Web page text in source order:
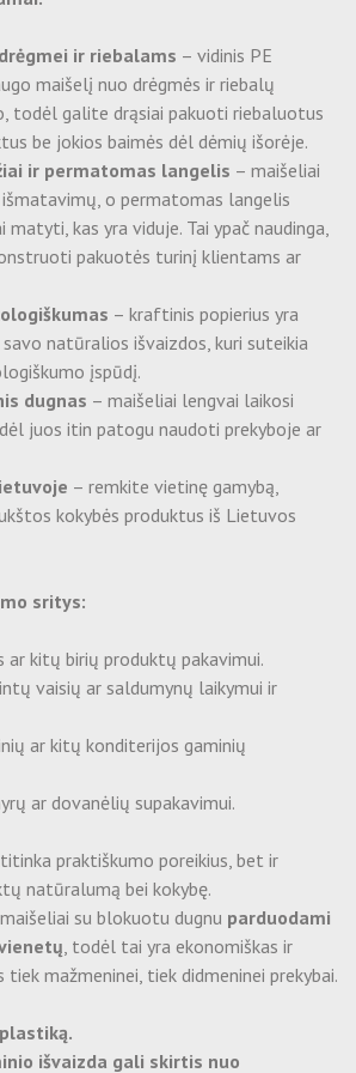
vienkartiniai užkandžių indeliai
vienkartiniai indeliai maistui - Nukeliami
vienkartiniai dubenėliai
KRAFT indeliai maistui
KRAFT puodeliai
stalo įrankiai
vienkartiniai indeliai desertams
iešmai
stalo įrankiai
spauda
spauda
spauda
gamyba
juosta su spauda
lipdukų gamyba
su spauda
su spauda
fotografija
puodeliai su spauda
ir įranga
indeliai maistui
ir riebalams – vidinis PE
maišelį nuo drėgmės ir riebalų
todėl galite drąsiai pakuoti riebaluotus
be jokios baimės dėl dėmių išorėje.
ir permatomas langelis – maišeliai
o permatomas langelis
matyti, kas yra viduje. Tai ypač naudinga,
pakuotės turinį klientams ar
– kraftinis popierius yra
natūralios išvaizdos, kuri suteikia
įspūdį.
dugnas – maišeliai lengvai laikosi
juos itin patogu naudoti prekyboje ar
– remkite vietinę gamybą,
kokybės produktus iš Lietuvos
sritys:
ar kitų birių produktų pakavimui.
vaisių ar saldumynų laikymui ir
ar kitų konditerijos gaminių
ar dovanėlių supakavimui.
praktiškumo poreikius, bet ir
natūralumą bei kokybę.
su blokuotu dugnu parduodami
, todėl tai yra ekonomiškas ir
tiek mažmeninei, tiek didmeninei prekybai.
išvaizda gali skirtis nuo